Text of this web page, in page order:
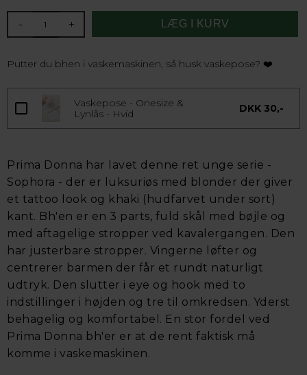
- +
Putter du bhen i vaskemaskinen, så husk vaskepose? ❤️
Vaskepose - Onesize &
Lynlås - Hvid
DKK 30,-
Prima Donna har lavet denne ret unge serie -
Sophora - der er luksuriøs med blonder der giver
et tattoo look og khaki (hudfarvet under sort)
kant. Bh'en er en 3 parts, fuld skål med bøjle og
med aftagelige stropper ved kavalergangen. Den
har justerbare stropper. Vingerne løfter og
centrerer barmen der får et rundt naturligt
udtryk. Den slutter i eye og hook med to
indstillinger i højden og tre til omkredsen. Yderst
behagelig og komfortabel. En stor fordel ved
Prima Donna bh'er er at de rent faktisk må
komme i vaskemaskinen.